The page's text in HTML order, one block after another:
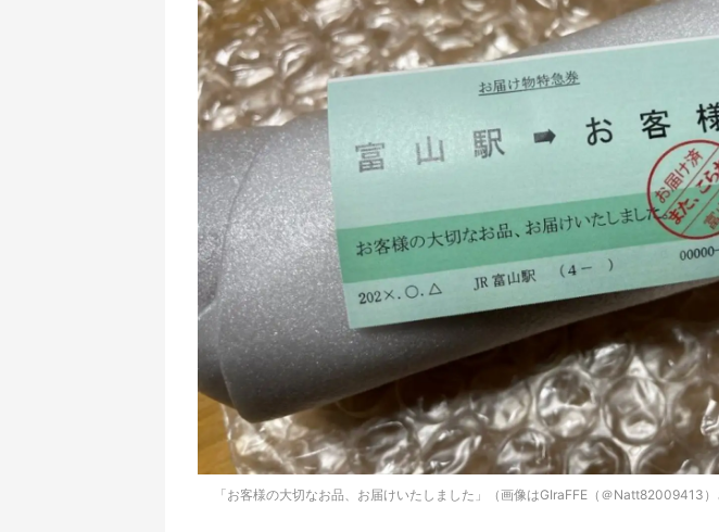
「お客様の大切なお品、お届けいたしました」（画像はGIraFFE（＠Natt82009413）